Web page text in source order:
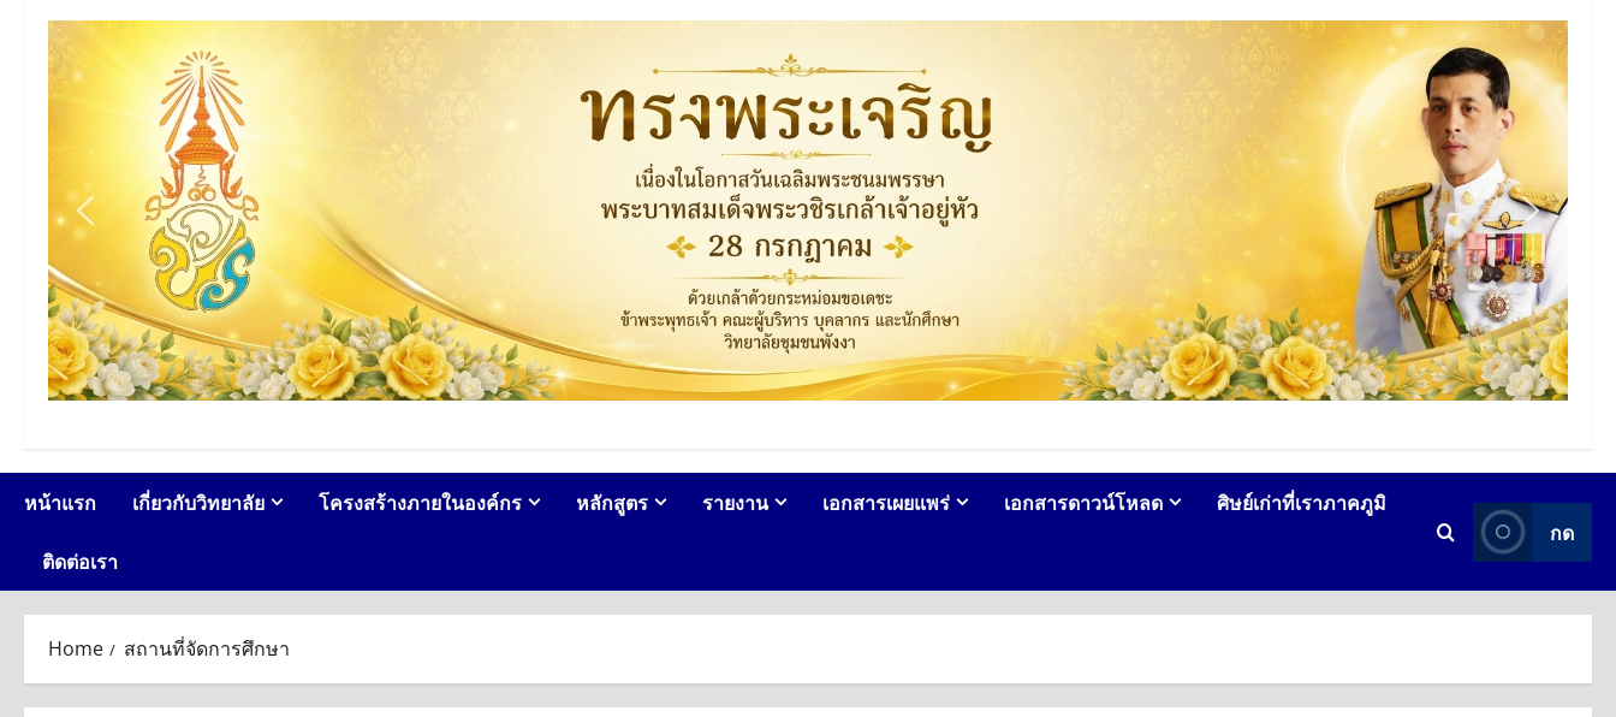
หน้าแรก เกี่ยวกับวิทยาลัย โครงสร้างภายในองค์กร หลักสูตร รายงาน เอกสารเผยแพร่ เอกสารดาวน์โหลด ศิษย์เก่าที่เราภาคภูมิ
ติดต่อเรา
กด
Home สถานที่จัดการศึกษา